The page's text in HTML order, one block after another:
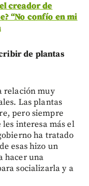
creador de
“No confío en mi
de plantas
relación muy
Las plantas
pero siempre
interesa más el
ha tratado
esas hizo un
hacer una
socializarla y a